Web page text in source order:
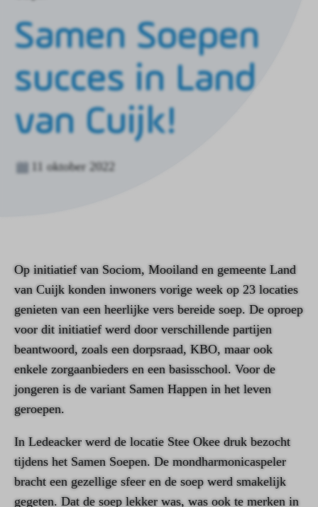
Samen Soepen
succes in Land
van Cuijk!
11 oktober 2022
Op initiatief van Sociom, Mooiland en gemeente Land
van Cuijk konden inwoners vorige week op 23 locaties
genieten van een heerlijke vers bereide soep. De oproep
voor dit initiatief werd door verschillende partijen
beantwoord, zoals een dorpsraad, KBO, maar ook
enkele zorgaanbieders en een basisschool. Voor de
jongeren is de variant Samen Happen in het leven
geroepen.
In Ledeacker werd de locatie Stee Okee druk bezocht
tijdens het Samen Soepen. De mondharmonicaspeler
bracht een gezellige sfeer en de soep werd smakelijk
gegeten. Dat de soep lekker was, was ook te merken in